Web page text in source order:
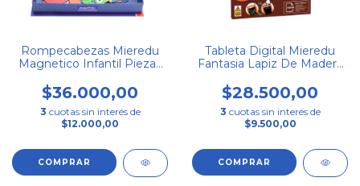
Rompecabezas Mieredu
Magnetico Infantil Piezas
$36.000,00
3 cuotas sin interés de
$12.000,00
COMPRAR
Tableta Digital Mieredu
Fantasia Lapiz De Madera
$28.500,00
3 cuotas sin interés de
$9.500,00
COMPRAR